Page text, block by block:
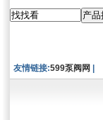
友情链接:599泵阀网